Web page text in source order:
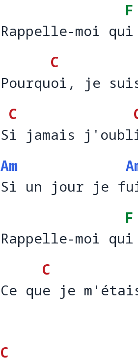
Rappelle-moi qu
F
i
Rappelle-moi
Pourqu
C
oi, je
Pourquoi, je
S
C
i jamais j'oubl
Si jamais
Am
Si un jour je f
Si un jour je
Rappelle-moi qu
F
i
Rappelle-moi
Ce qu
C
e je
Ce que je
C